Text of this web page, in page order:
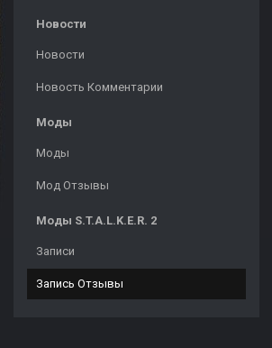
Новости
Новости
Новость Комментарии
Моды
Моды
Мод Отзывы
Моды S.T.A.L.K.E.R. 2
Записи
Запись Отзывы